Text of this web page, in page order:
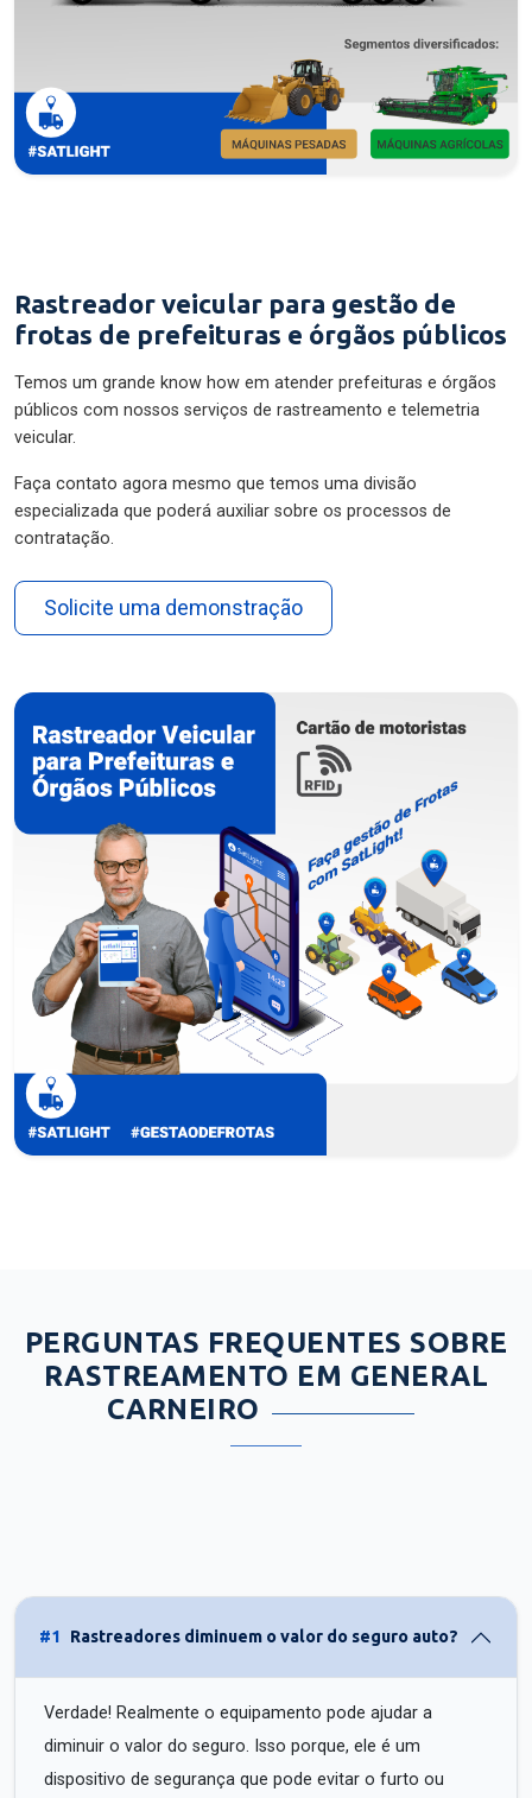
Rastreador veicular para gestão de
frotas de prefeituras e órgãos públicos
Temos um grande know how em atender prefeituras e órgãos
públicos com nossos serviços de rastreamento e telemetria
veicular.
Faça contato agora mesmo que temos uma divisão
especializada que poderá auxiliar sobre os processos de
contratação.
Solicite uma demonstração
PERGUNTAS FREQUENTES SOBRE
RASTREAMENTO EM GENERAL
CARNEIRO
#1 Rastreadores diminuem o valor do seguro auto?
Verdade! Realmente o equipamento pode ajudar a
diminuir o valor do seguro. Isso porque, ele é um
dispositivo de segurança que pode evitar o furto ou